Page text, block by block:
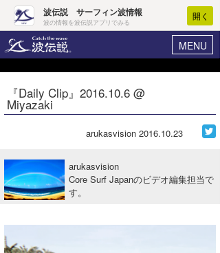
波伝説 サーフィン波情報
波の情報を波伝説アプリでみる
開く
MENU
ヘルプ マイホーム
ログイン
波情報･概況
WAVE HUNTER 波予想ツール
『Daily Clip』2016.10.6 @
Miyazaki
arukasvision 2016.10.23
arukasvision
Core Surf Japanのビデオ編集担当で
す。
Core Surf Japan
アート＆エンタメ